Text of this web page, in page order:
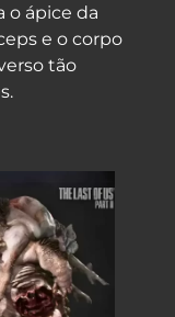
o ápice da
e o corpo
tão